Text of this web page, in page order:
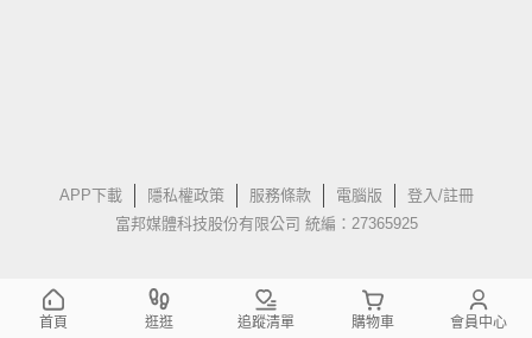
APP下載 隱私權政策 服務條款 電腦版
登入/註冊
富邦媒體科技股份有限公司 統編：27365925
首頁 逛逛 追蹤清單 購物車 會員中心